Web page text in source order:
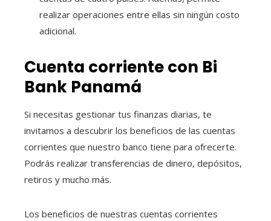
realizar operaciones entre ellas sin ningún costo
adicional.
Cuenta corriente con Bi
Bank Panamá
Si necesitas gestionar tus finanzas diarias, te
invitamos a descubrir los beneficios de las cuentas
corrientes que nuestro banco tiene para ofrecerte.
Podrás realizar transferencias de dinero, depósitos,
retiros y mucho más.
Los beneficios de nuestras cuentas corrientes